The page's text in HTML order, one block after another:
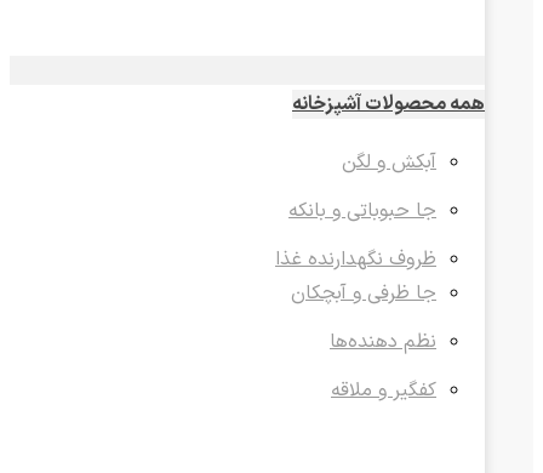
همه محصولات آشپزخانه
آبکش و لگن
جا حبوباتی و بانکه
ظروف نگهدارنده غذا
جا ظرفی و آبچکان
نظم دهنده‌ها
کفگیر و ملاقه